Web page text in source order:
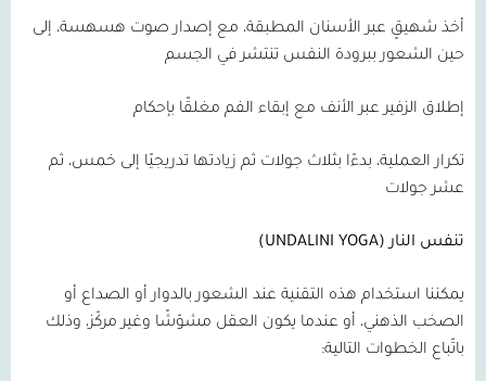
أخذ شهيقٍ عبر الأسنان المطبقة، مع إصدار صوت هسهسة، إلى
حين الشعور ببرودة النفس تنتشر في الجسم
إطلاق الزفير عبر الأنف مع إبقاء الفم مغلقًا بإحكام
تكرار العملية، بدءًا بثلاث جولات ثم زيادتها تدريجيًا إلى خمس، ثم
عشر جولات
تنفس النار (UNDALINI YOGA)
يمكننا استخدام هذه التقنية عند الشعور بالدوار أو الصداع أو
الصخب الذهني، أو عندما يكون العقل مشوّشًا وغير مركّز، وذلك
باتّباع الخطوات التالية: